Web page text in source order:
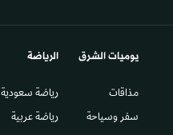
يوميات الشرق​
مذاقات
سفر وسياحة
الرياضة
رياضة سعودية
رياضة عربية